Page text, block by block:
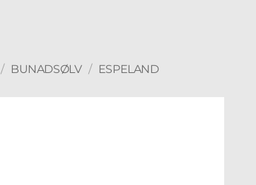
/ BUNADSØLV / ESPELAND